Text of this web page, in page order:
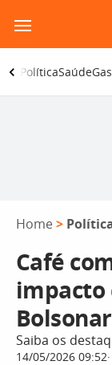
para
o
conteúdo
PolíticaSaúde
Home >
Café
impacto
Saiba os
14/05/2026 09:52